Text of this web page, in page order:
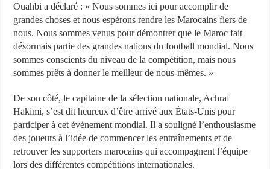
Ouahbi a déclaré : « Nous sommes ici pour accomplir de
grandes choses et nous espérons rendre les Marocains fiers de
nous. Nous sommes venus pour démontrer que le Maroc fait
désormais partie des grandes nations du football mondial. Nous
sommes conscients du niveau de la compétition, mais nous
sommes prêts à donner le meilleur de nous-mêmes. »
De son côté, le capitaine de la sélection nationale, Achraf
Hakimi, s’est dit heureux d’être arrivé aux États-Unis pour
participer à cet événement mondial. Il a souligné l’enthousiasme
des joueurs à l’idée de commencer les entraînements et de
retrouver les supporters marocains qui accompagnent l’équipe
lors des différentes compétitions internationales.